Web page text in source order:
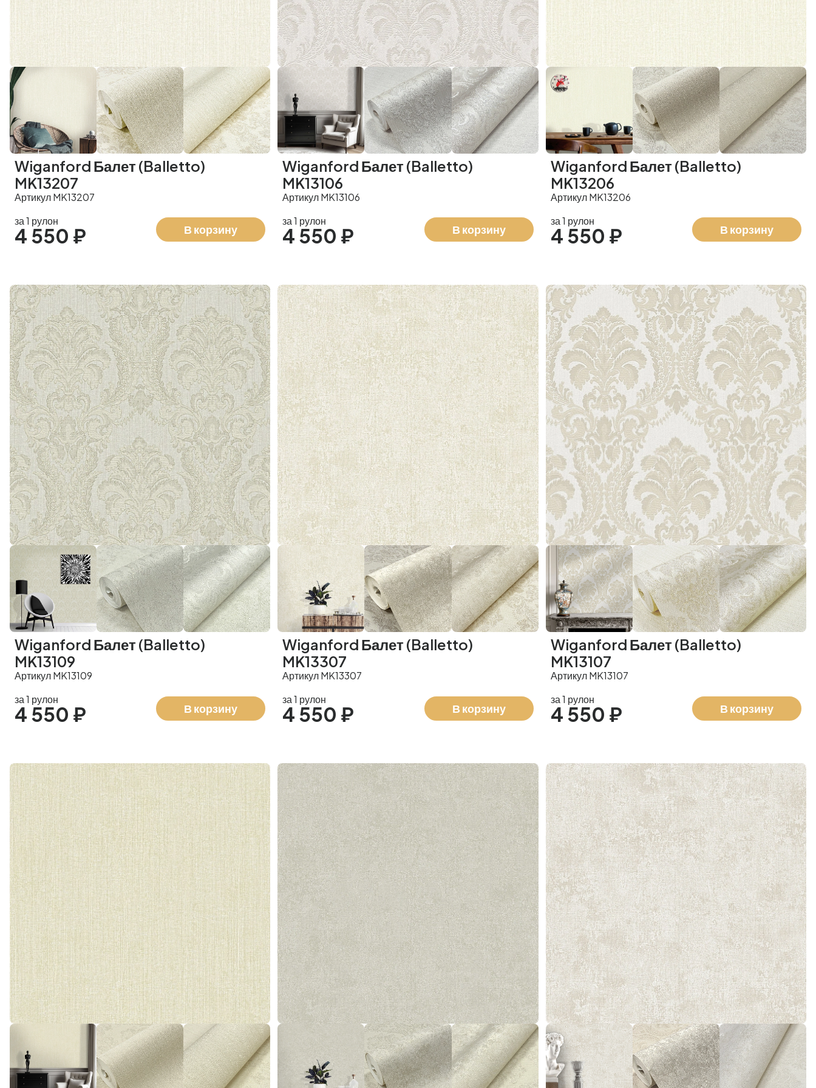
Wiganford Балет (Balletto)
MK13207
Артикул MK13207
за 1 рулон
4 550 ₽ В корзину
Wiganford Балет (Balletto)
MK13106
Артикул MK13106
за 1 рулон
4 550 ₽ В корзину
Wiganford Балет (Balletto)
MK13206
Артикул MK13206
за 1 рулон
4 550 ₽ В корзину
Wiganford Балет (Balletto)
MK13109
Артикул MK13109
за 1 рулон
4 550 ₽ В корзину
Wiganford Балет (Balletto)
MK13307
Артикул MK13307
за 1 рулон
4 550 ₽ В корзину
Wiganford Балет (Balletto)
MK13107
Артикул MK13107
за 1 рулон
4 550 ₽ В корзину